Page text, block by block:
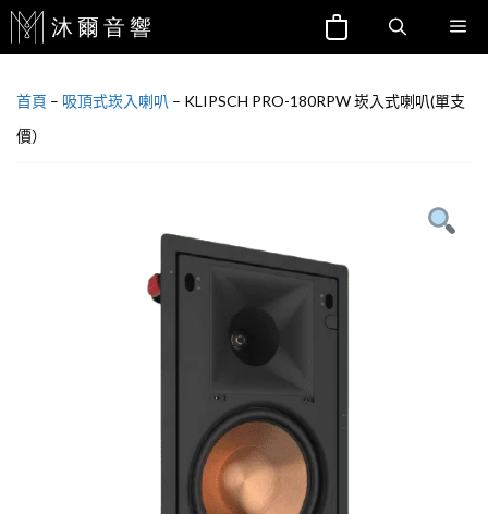
跳
至
首頁 – 吸頂式崁入喇叭 – KLIPSCH PRO-180RPW 崁入式喇叭(單支
價）